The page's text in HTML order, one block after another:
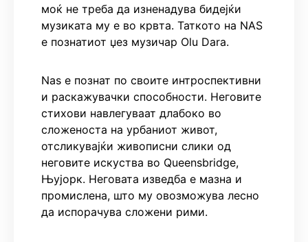
моќ не треба да изненадува бидејќи
музиката му е во крвта. Таткото на NAS
е познатиот џез музичар Olu Dara.
Nas е познат по своите интроспективни
и раскажувачки способности. Неговите
стихови навлегуваат длабоко во
сложеноста на урбаниот живот,
отсликувајќи живописни слики од
неговите искуства во Queensbridge,
Њујорк. Неговата изведба е мазна и
промислена, што му овозможува лесно
да испорачува сложени рими.